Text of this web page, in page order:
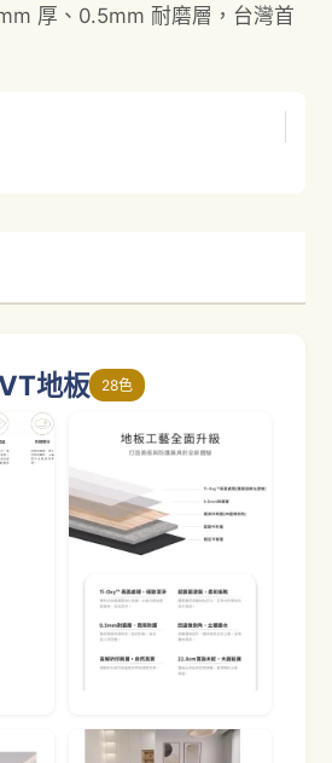
厚、0.5mm 耐磨層，台灣首
地板 28色